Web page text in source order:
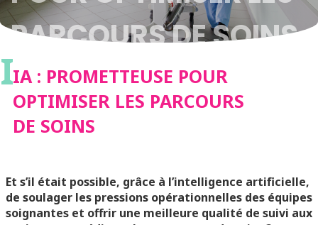
PARCOURS DE SOINS
IIA : PROMETTEUSE POUR
OPTIMISER LES PARCOURS
DE SOINS
Et s’il était possible, grâce à l’intelligence artificielle,
de soulager les pressions opérationnelles des équipes
soignantes et offrir une meilleure qualité de suivi aux